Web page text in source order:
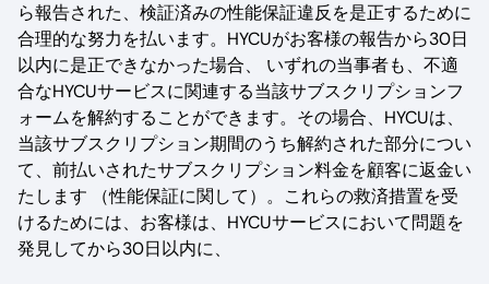
ら報告された、検証済みの性能保証違反を是正するために
合理的な努力を払います。HYCUがお客様の報告から30日
以内に是正できなかった場合、 いずれの当事者も、不適
合なHYCUサービスに関連する当該サブスクリプションフ
ォームを解約することができます。その場合、HYCUは、
当該サブスクリプション期間のうち解約された部分につい
て、前払いされたサブスクリプション料金を顧客に返金い
たします （性能保証に関して）。これらの救済措置を受
けるためには、お客様は、HYCUサービスにおいて問題を
発見してから30日以内に、